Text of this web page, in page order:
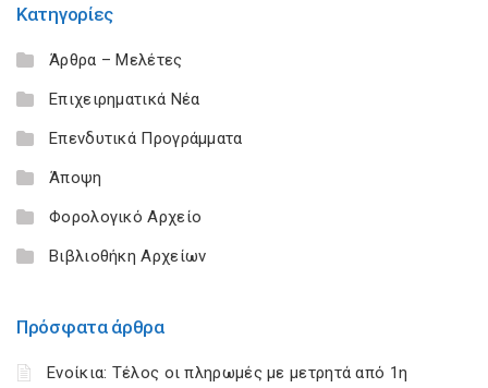
Κατηγορίες
Άρθρα – Μελέτες
Επιχειρηματικά Νέα
Επενδυτικά Προγράμματα
Άποψη
Φορολογικό Αρχείο
Βιβλιοθήκη Αρχείων
Πρόσφατα άρθρα
Ενοίκια: Τέλος οι πληρωμές με μετρητά από 1η